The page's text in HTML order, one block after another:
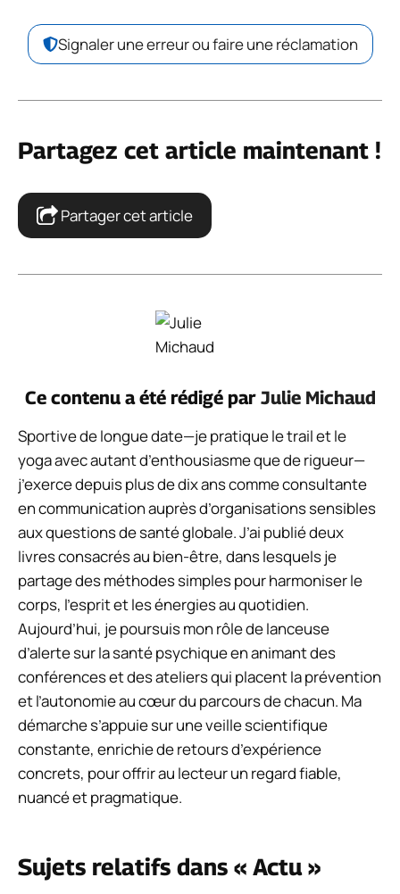
Signaler une erreur ou faire une réclamation
Partagez cet article maintenant !
Partager cet article
Ce contenu a été rédigé par Julie Michaud
Sportive de longue date—je pratique le trail et le
yoga avec autant d’enthousiasme que de rigueur—
j’exerce depuis plus de dix ans comme consultante
en communication auprès d’organisations sensibles
aux questions de santé globale. J’ai publié deux
livres consacrés au bien-être, dans lesquels je
partage des méthodes simples pour harmoniser le
corps, l’esprit et les énergies au quotidien.
Aujourd’hui, je poursuis mon rôle de lanceuse
d’alerte sur la santé psychique en animant des
conférences et des ateliers qui placent la prévention
et l’autonomie au cœur du parcours de chacun. Ma
démarche s’appuie sur une veille scientifique
constante, enrichie de retours d’expérience
concrets, pour offrir au lecteur un regard fiable,
nuancé et pragmatique.
Sujets relatifs dans « Actu »